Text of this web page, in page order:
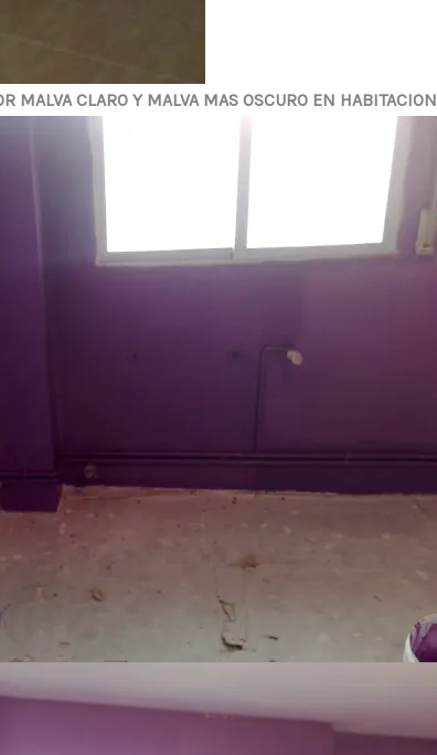
MALVA CLARO Y MALVA MAS OSCURO EN HABITACION